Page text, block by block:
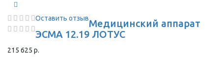
Оставить отзывМедицинский аппарат
ЭСМА 12.19 ЛОТУС
215 625 р.